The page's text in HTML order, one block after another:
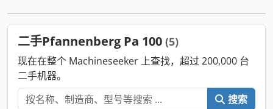
二手Pfannenberg Pa 100 (5)
现在在整个 Machineseeker 上查找，超过 200,000 台
二手机器。
搜索